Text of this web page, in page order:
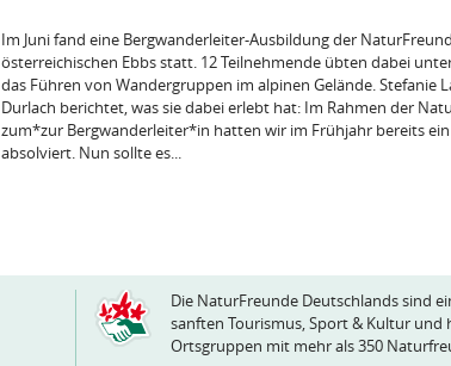
Im Juni fand eine Bergwanderleiter-Ausbildung der
österreichischen Ebbs statt. 12 Teilnehmende übten dabei
das Führen von Wandergruppen im alpinen Gelände. Stefanie
Durlach berichtet, was sie dabei erlebt hat: Im Rahmen der
zum*zur Bergwanderleiter*in hatten wir im Frühjahr bereits
absolviert. Nun sollte es...
Die NaturFreunde Deutschlands sind
sanften Tourismus, Sport & Kultur und
Ortsgruppen mit mehr als 350